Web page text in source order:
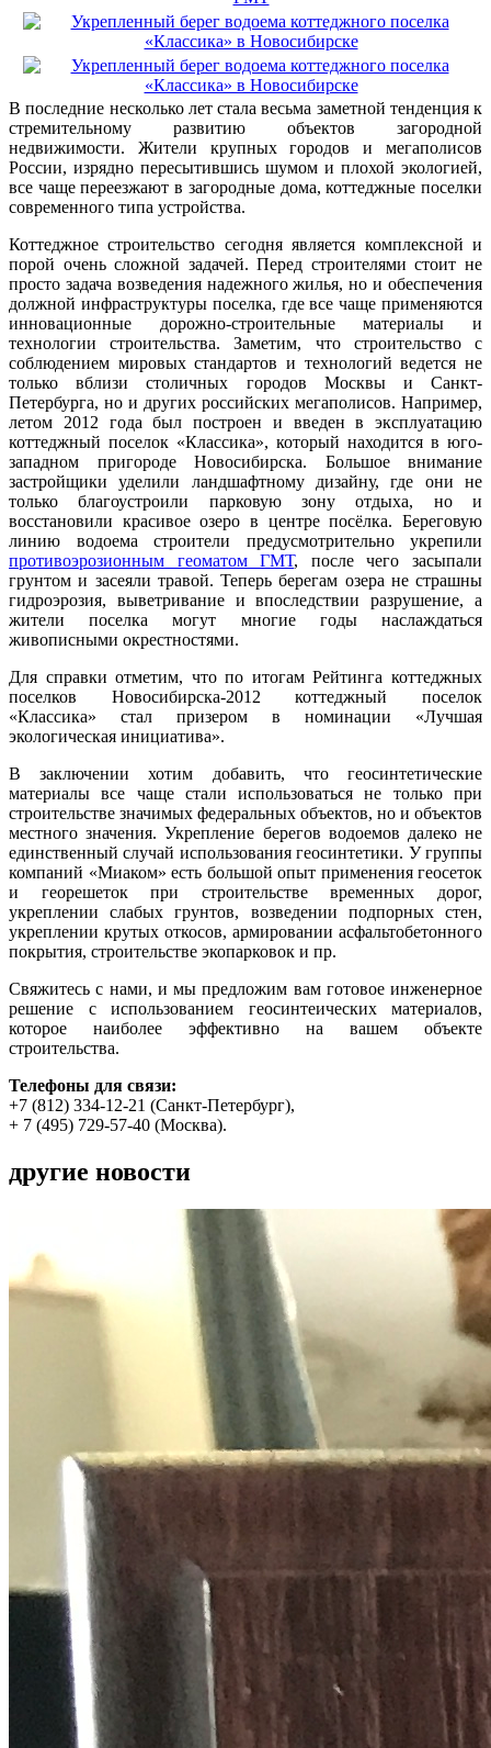
В последние несколько лет стала весьма заметной тенденция к
стремительному развитию объектов загородной
недвижимости. Жители крупных городов и мегаполисов
России, изрядно пересытившись шумом и плохой экологией,
все чаще переезжают в загородные дома, коттеджные поселки
современного типа устройства.
Коттеджное строительство сегодня является комплексной и
порой очень сложной задачей. Перед строителями стоит не
просто задача возведения надежного жилья, но и обеспечения
должной инфраструктуры поселка, где все чаще применяются
инновационные дорожно-строительные материалы и
технологии строительства. Заметим, что строительство с
соблюдением мировых стандартов и технологий ведется не
только вблизи столичных городов Москвы и Санкт-
Петербурга, но и других российских мегаполисов. Например,
летом 2012 года был построен и введен в эксплуатацию
коттеджный поселок «Классика», который находится в юго-
западном пригороде Новосибирска. Большое внимание
застройщики уделили ландшафтному дизайну, где они не
только благоустроили парковую зону отдыха, но и
восстановили красивое озеро в центре посёлка. Береговую
линию водоема строители предусмотрительно укрепили
противоэрозионным геоматом ГМТ, после чего засыпали
грунтом и засеяли травой. Теперь берегам озера не страшны
гидроэрозия, выветривание и впоследствии разрушение, а
жители поселка могут многие годы наслаждаться
живописными окрестностями.
Для справки отметим, что по итогам Рейтинга коттеджных
поселков Новосибирска-2012 коттеджный поселок
«Классика» стал призером в номинации «Лучшая
экологическая инициатива».
В заключении хотим добавить, что геосинтетические
материалы все чаще стали использоваться не только при
строительстве значимых федеральных объектов, но и объектов
местного значения. Укрепление берегов водоемов далеко не
единственный случай использования геосинтетики. У группы
компаний «Миаком» есть большой опыт применения геосеток
и георешеток при строительстве временных дорог,
укреплении слабых грунтов, возведении подпорных стен,
укреплении крутых откосов, армировании асфальтобетонного
покрытия, строительстве экопарковок и пр.
Свяжитесь с нами, и мы предложим вам готовое инженерное
решение с использованием геосинтеических материалов,
которое наиболее эффективно на вашем объекте
строительства.
Телефоны для связи:
+7 (812) 334-12-21 (Санкт-Петербург),
+ 7 (495) 729-57-40 (Москва).
другие новости